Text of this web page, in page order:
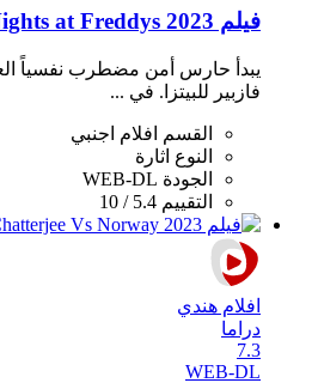
فيلم Five Nights at Freddys 2023 مترجم HD
يبدأ حارس أمن مضطرب نفسياً
فازبير للبيتزا. في ...
القسم
افلام اجنبي
النوع اثارة
الجودة WEB-DL
التقييم 5.4 / 10
افلام هندي
دراما
7.3
WEB-DL